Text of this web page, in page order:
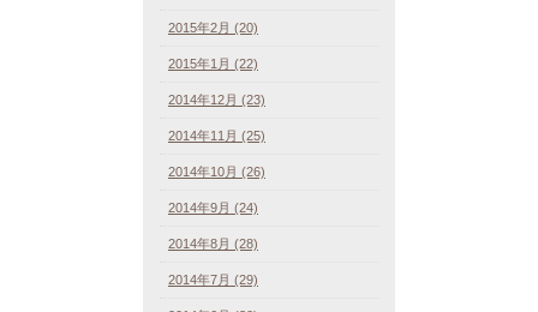
2015年2月 (20)
2015年1月 (22)
2014年12月 (23)
2014年11月 (25)
2014年10月 (26)
2014年9月 (24)
2014年8月 (28)
2014年7月 (29)